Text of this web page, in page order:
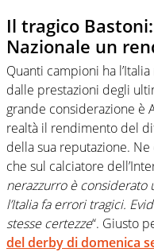
Il tragico
Nazionale un
Quanti campioni ha
dalle prestazioni degli
grande considerazione è
realtà il rendimento del
della sua reputazione.
che sul calciatore
nerazzurro è considerato
l’Italia fa errori tragici.
stesse certezze“. Giusto
del derby di domenica